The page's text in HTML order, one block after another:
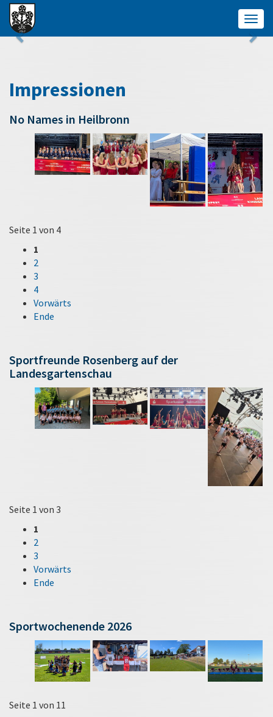
Impressionen
No Names in Heilbronn
Seite 1 von 4
1
2
3
4
Vorwärts
Ende
Sportfreunde Rosenberg auf der
Landesgartenschau
Seite 1 von 3
1
2
3
Vorwärts
Ende
Sportwochenende 2026
Seite 1 von 11